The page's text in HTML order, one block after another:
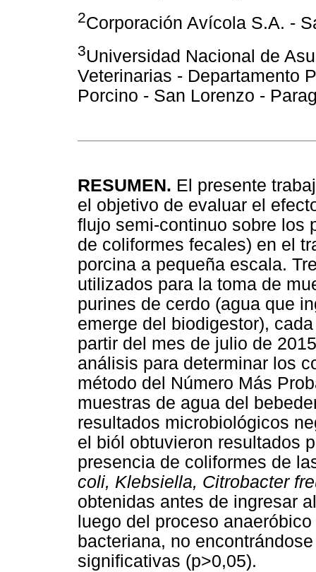
2Corporación Avícola S.A. -
3Universidad Nacional de
Veterinarias - Departamento
Porcino - San Lorenzo -
RESUMEN. El presente
el objetivo de evaluar el
flujo semi-continuo sobre los
de coliformes fecales) en el
porcina a pequeña escala.
utilizados para la toma de
purines de cerdo (agua que
emerge del biodigestor),
partir del mes de julio de
análisis para determinar los
método del Número Más
muestras de agua del
resultados microbiológicos
el biól obtuvieron resultados
presencia de coliformes de
coli, Klebsiella, Citrobacter
obtenidas antes de ingresar
luego del proceso
bacteriana, no
significativas (p>0,05).